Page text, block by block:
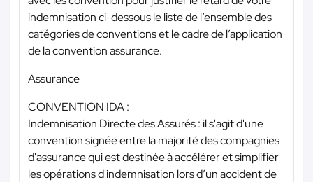
indemnisation ci-dessous le liste de l’ensemble des
catégories de conventions et le cadre de l’application
de la convention assurance.
Assurance
CONVENTION IDA :
Indemnisation Directe des Assurés : il s'agit d'une
convention signée entre la majorité des compagnies
d'assurance qui est destinée à accélérer et simplifier
les opérations d'indemnisation lors d’un accident de